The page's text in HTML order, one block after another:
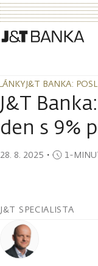
J&T BANKA:
J&T BANKA:
J&T
den s 9%
28. 8. 2025 ・ 1-
J&T SPECIALISTA